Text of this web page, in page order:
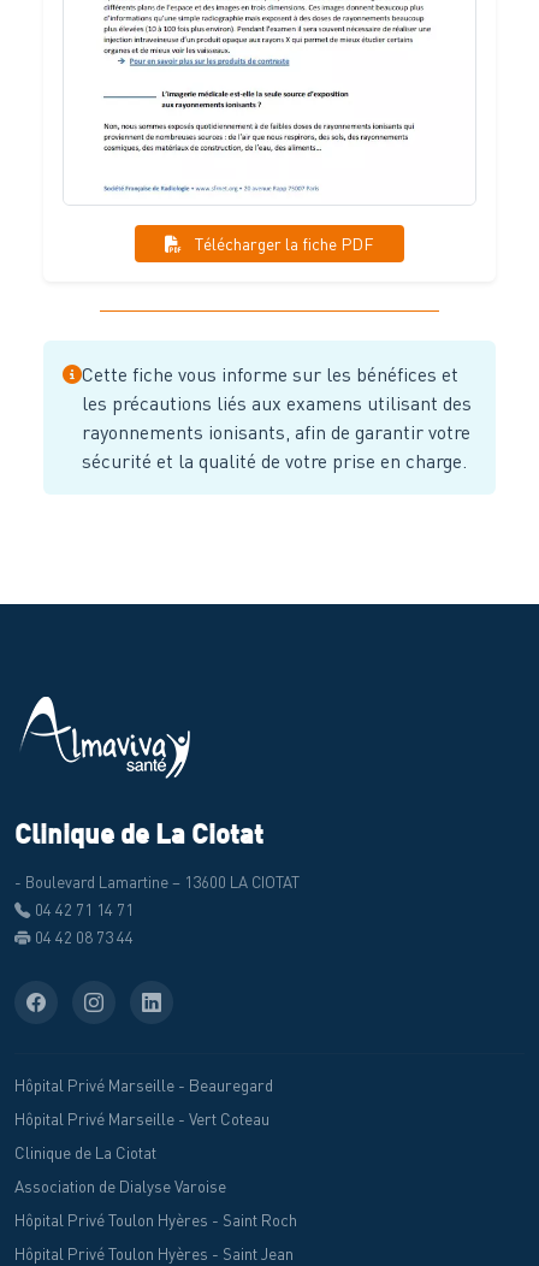
Télécharger la fiche PDF
Cette fiche vous informe sur les bénéfices et
les précautions liés aux examens utilisant des
rayonnements ionisants, afin de garantir votre
sécurité et la qualité de votre prise en charge.
Clinique de La Ciotat
- Boulevard Lamartine – 13600 LA CIOTAT
04 42 71 14 71
04 42 08 73 44
Hôpital Privé Marseille - Beauregard
Hôpital Privé Marseille - Vert Coteau
Clinique de La Ciotat
Association de Dialyse Varoise
Hôpital Privé Toulon Hyères - Saint Roch
Hôpital Privé Toulon Hyères - Saint Jean